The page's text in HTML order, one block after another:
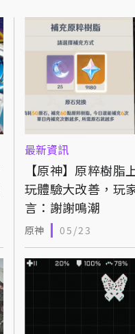
最新資訊
【原神】原粹樹脂
玩體驗大改善，玩
言：謝謝鳴潮
原神 05/23